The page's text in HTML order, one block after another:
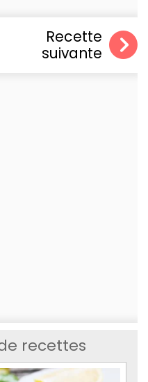
Recette
suivante
recettes